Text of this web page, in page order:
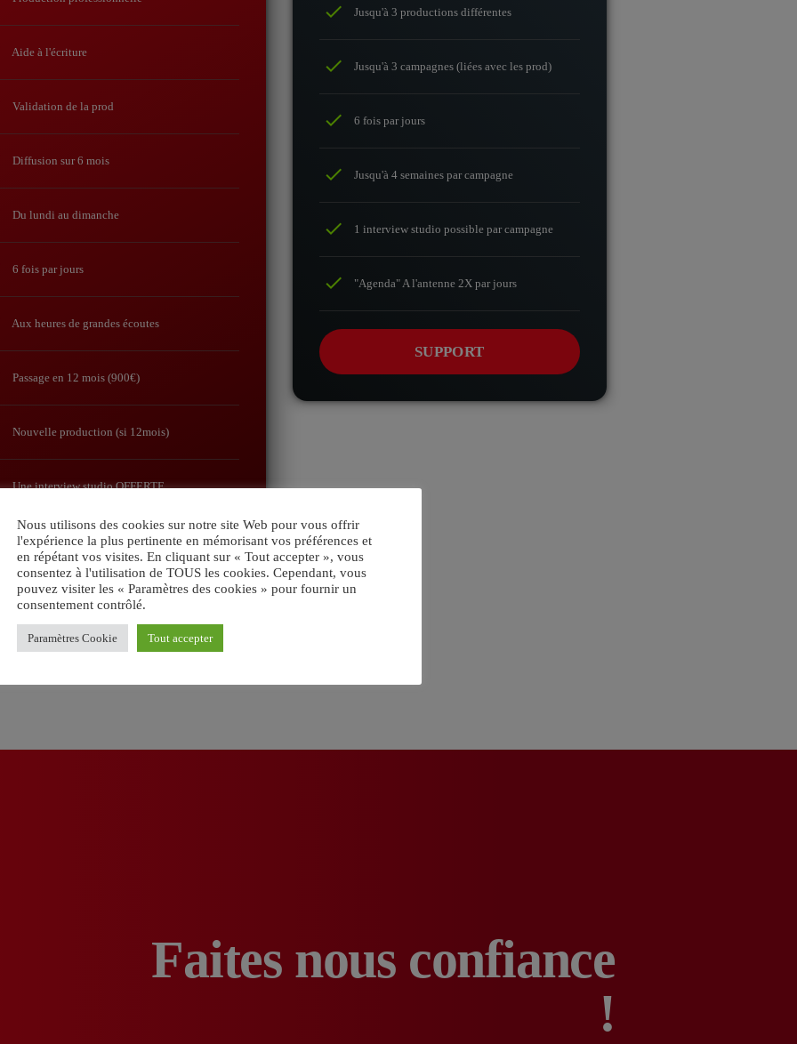
Aide à l'écriture
Validation de la prod
Diffusion sur 6 mois
Du lundi au dimanche
6 fois par jours
Aux heures de grandes écoutes
Passage en 12 mois (900€)
Nouvelle production (si 12mois)
Une interview studio OFFERTE
SUPPORT
check Jusqu'à 3 productions différentes
check Jusqu'à 3 campagnes (liées avec les prod)
check 6 fois par jours
check Jusqu'à 4 semaines par campagne
check 1 interview studio possible par campagne
check "Agenda" A l'antenne 2X par jours
SUPPORT
Faites nous confiance
!
Nous utilisons des cookies sur notre site Web pour vous offrir
l'expérience la plus pertinente en mémorisant vos préférences et
en répétant vos visites. En cliquant sur « Tout accepter », vous
consentez à l'utilisation de TOUS les cookies. Cependant, vous
pouvez visiter les « Paramètres des cookies » pour fournir un
consentement contrôlé.
Paramètres Cookie Tout accepter